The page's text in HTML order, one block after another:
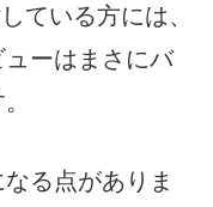
ている方には、
ーはまさにバ
る点がありま